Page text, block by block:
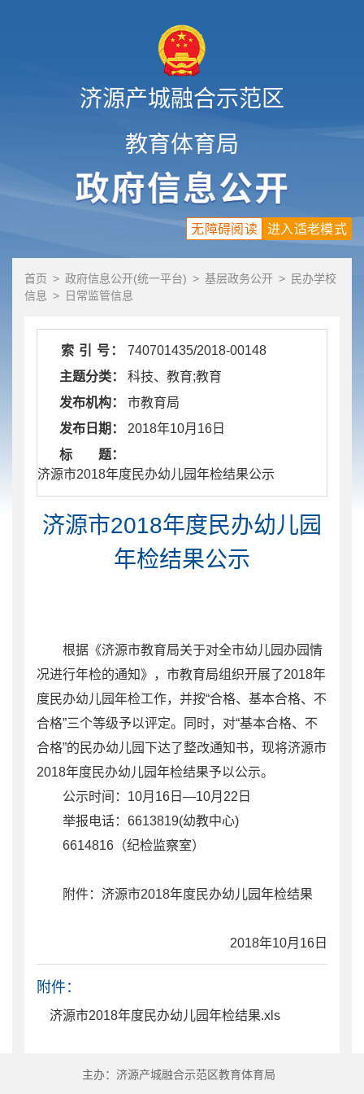
济源产城融合示范区
教育体育局
进入适老模式
无障碍阅读
首页 > 政府信息公开(统一平台) > 基层政务公开 > 民办学校
信息 > 日常监管信息
索 引 号：
740701435/2018-00148
主题分类：
科技、教育;教育
发布机构：
市教育局
发布日期：
2018年10月16日
标 题：
​ 济源市2018年度民办幼儿园年检结果公示
济源市2018年度民办幼儿园
年检结果公示
根据《济源市教育局关于对全市幼儿园办园情
况进行年检的通知》，市教育局组织开展了2018年
度民办幼儿园年检工作，并按“合格、基本合格、不
合格”三个等级予以评定。同时，对“基本合格、不
合格”的民办幼儿园下达了整改通知书，现将济源市
2018年度民办幼儿园年检结果予以公示。
公示时间：10月16日—10月22日
举报电话：6613819(幼教中心)
6614816（纪检监察室）
附件：济源市2018年度民办幼儿园年检结果
2018年10月16日
附件：
济源市2018年度民办幼儿园年检结果.xls
主办：济源产城融合示范区教育体育局